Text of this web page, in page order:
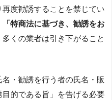
度勧誘することを禁じてい
「特商法に基づき、勧誘をお
多くの業者は引き下がること
・勧誘を行う者の氏名・販
的である旨」を告げる必要